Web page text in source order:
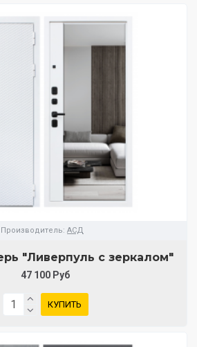
Производитель: АСД
"Ливерпуль с зеркалом"
47 100 Руб
КУПИТЬ